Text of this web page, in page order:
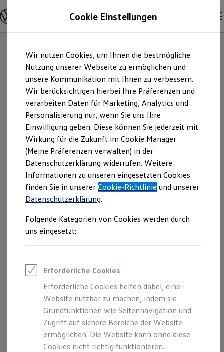
Hauptinhalt
springen
Footer
springen
Modelle und Konfigurator
Konfigurator
Modelle vergleichen
Elektroautos
ENERGY Sondermodelle
Nutzfahrzeuge
SUV und CUV
Familienautos
Kombis
Kompaktwagen
Sportwagen
Schnell verfügbare Fahrzeuge
Angebote und Produkte
Aktuelle Angebote
E-Auto-Förderung
Volkswagen Marktplatz
Die ENERGY Sondermodelle
Junge Gebrauchtwagen und Gebrauchtwagen
Volkswagen Zertifizierte Gebrauchtwagen
Elektromobilität bei Gebrauchtwagen
Saisonangebote
Reifenpakete
Leasing
Leasing-Angebote
Elektroauto Leasing
Kleinwagen-Leasing
Leasing ohne Anzahlung
Finanzierung
Autokredit mit Schlussrate
Versicherungen und Garantien
Kfz-Versicherung
Restschuldversicherungen
Garantien
Auto Bierschneider
GmbH | Impressum
& Rechtliches
Hier finden Sie Informationen über uns
(Auto Bierschneider GmbH) als
verantwortlichen Anbieter von Inhalten
und Angeboten, die auf dieser Website
speziell aufgeführt sind.
Impressum
Datenschutzerklärung
Impressum
Cookie Einstellungen
Wir nutzen Cookies, um Ihnen die bestmögliche
Nutzung unserer Webseite zu ermöglichen und
unsere Kommunikation mit Ihnen zu verbessern.
Wir berücksichtigen hierbei Ihre Präferenzen und
verarbeiten Daten für Marketing, Analytics und
Personalisierung nur, wenn Sie uns Ihre
Einwilligung geben. Diese können Sie jederzeit mit
Wirkung für die Zukunft im Cookie Manager
(Meine Präferenzen verwalten) in der
Datenschutzerklärung widerrufen. Weitere
Informationen zu unseren eingesetzten Cookies
finden Sie in unsererCookie-Richtlinie und unserer
Datenschutzerklärung.
Folgende Kategorien von Cookies werden durch
uns eingesetzt:
Erforderliche Cookies
Erforderliche Cookies helfen dabei, eine
Website nutzbar zu machen, indem sie
Grundfunktionen wie Seitennavigation und
Zugriff auf sichere Bereiche der Website
ermöglichen. Die Website kann ohne diese
Cookies nicht richtig funktionieren.